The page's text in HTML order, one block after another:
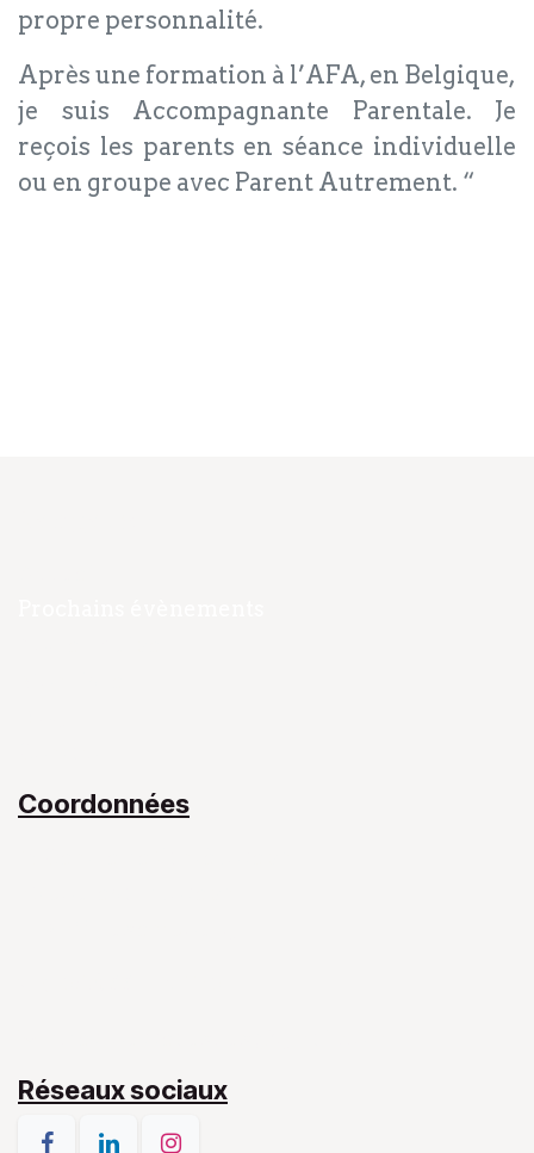
propre personnalité.
Après une formation à l’AFA, en Belgique,
je suis Accompagnante Parentale. Je
reçois les parents en séance individuelle
ou en groupe avec Parent Autrement. “
Coordonnées
Réseaux sociaux